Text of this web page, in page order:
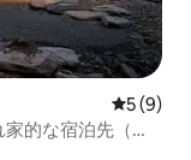
レビュー
5 (9)
的な宿泊先（ジ